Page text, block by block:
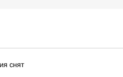
снят